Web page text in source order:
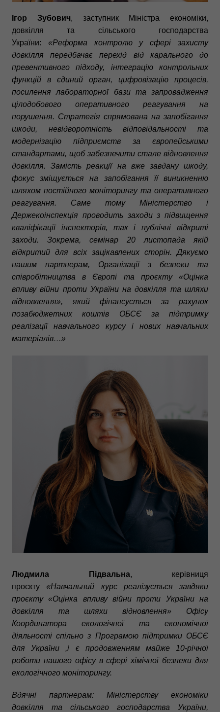
Ігор Зубович, заступник Міністра економіки,
довкілля та сільського господарства
України: «Реформа контролю у сфері захисту
довкілля передбачає перехід від карального до
превентивного підходу, інтеграцію контрольних
функцій в єдиний орган, цифровізацію процесів,
посилення лабораторної бази та запровадження
цілодобового оперативного реагування на
порушення. Стратегія спрямована на запобігання
шкоди, невідворотність відповідальності та
модернізацію підприємств за європейськими
стандартами, щоб забезпечити стале відновлення
довкілля. Замість реакції на вже завдану шкоду,
фокус зміщується на запобігання її виникненню
шляхом постійного моніторингу та оперативного
реагування. Саме тому Міністерство і
Держекоінспекція проводить заходи з підвищення
кваліфікації інспекторів, так і публічні відкриті
заходи. Зокрема, семінар 20 листопада якій
відкритий для всіх зацікавлених сторін. Дякуємо
нашим партнерам, Організації з безпеки та
співробітництва в Європі та проєкту «Оцінка
впливу війни проти України на довкілля та шляхи
відновлення», який фінансується за рахунок
позабюджетних коштів ОБСЄ за підтримку
реалізації навчального курсу і нових навчальних
матеріалів…»
Людмила Підвальна, керівниця
проєкту«Навчальний курс реалізується завдяки
проєкту «Оцінка впливу війни проти України на
довкілля та шляхи відновлення» Офісу
Координатора екологічної та економічної
діяльності спільно з Програмою підтримки ОБСЄ
для України ,і є продовженням майже 10-річної
роботи нашого офісу в сфері хімічної безпеки для
екологічного моніторингу.
Вдячні партнерам: Міністерству економіки
довкілля та сільського господарства України,